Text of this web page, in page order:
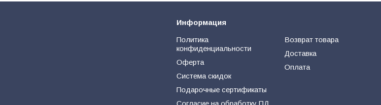
Информация
Политика
конфиденциальности
Оферта
Система скидок
Подарочные сертификаты
Возврат товара
Доставка
Оплата